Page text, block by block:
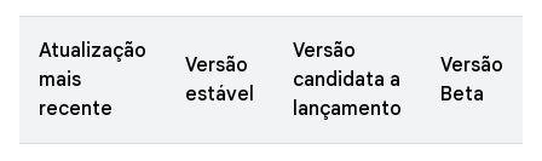
Atualização
mais
recente
Versão
estável
Versão
candidata a
lançamento
Versão
Beta